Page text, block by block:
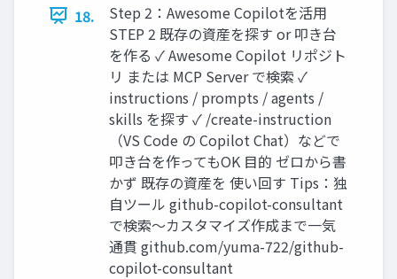
18.
Step 2：Awesome Copilotを活用
STEP 2 既存の資産を探す or 叩き台
を作る ✓ Awesome Copilot リポジト
リ または MCP Server で検索 ✓
instructions / prompts / agents /
skills を探す ✓ /create-instruction
（VS Code の Copilot Chat）などで
叩き台を作ってもOK 目的 ゼロから書
かず 既存の資産を 使い回す Tips：独
自ツール github-copilot-consultant
で検索〜カスタマイズ作成まで一気
通貫 github.com/yuma-722/github-
copilot-consultant